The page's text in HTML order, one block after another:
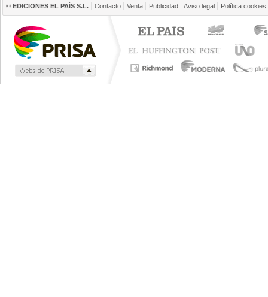
© EDICIONES EL PAÍS S.L. Contacto Venta Publicidad Aviso legal Política cookies